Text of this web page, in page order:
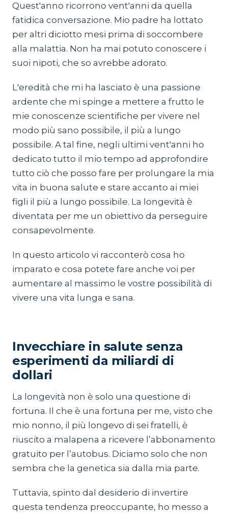
Quest'anno ricorrono vent'anni da quella
fatidica conversazione. Mio padre ha lottato
per altri diciotto mesi prima di soccombere
alla malattia. Non ha mai potuto conoscere i
suoi nipoti, che so avrebbe adorato.
L'eredità che mi ha lasciato è una passione
ardente che mi spinge a mettere a frutto le
mie conoscenze scientifiche per vivere nel
modo più sano possibile, il più a lungo
possibile. A tal fine, negli ultimi vent'anni ho
dedicato tutto il mio tempo ad approfondire
tutto ciò che posso fare per prolungare la mia
vita in buona salute e stare accanto ai miei
figli il più a lungo possibile. La longevità è
diventata per me un obiettivo da perseguire
consapevolmente.
In questo articolo vi racconterò cosa ho
imparato e cosa potete fare anche voi per
aumentare al massimo le vostre possibilità di
vivere una vita lunga e sana.
Invecchiare in salute senza
esperimenti da miliardi di
dollari
La longevità non è solo una questione di
fortuna. Il che è una fortuna per me, visto che
mio nonno, il più longevo di sei fratelli, è
riuscito a malapena a ricevere l’abbonamento
gratuito per l’autobus. Diciamo solo che non
sembra che la genetica sia dalla mia parte.
Tuttavia, spinto dal desiderio di invertire
questa tendenza preoccupante, ho messo a